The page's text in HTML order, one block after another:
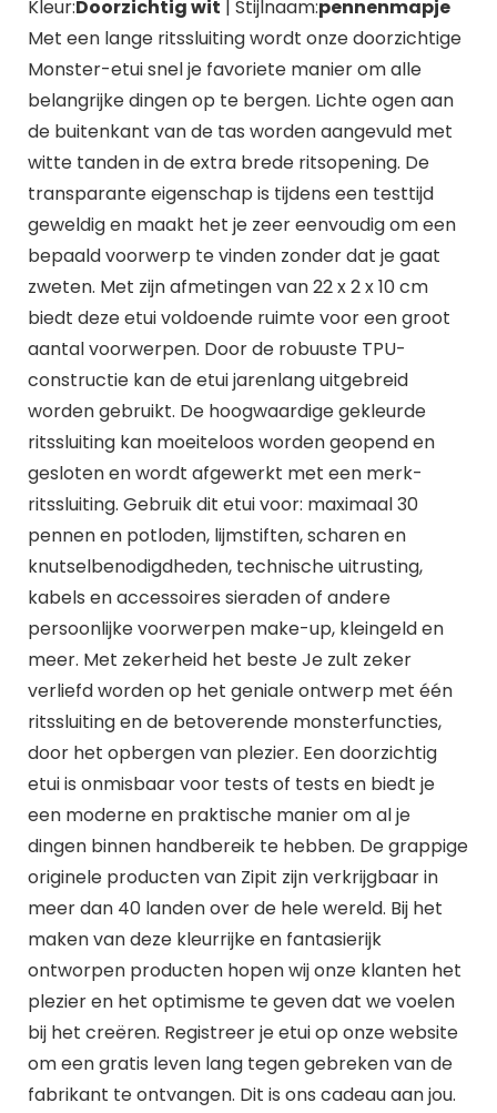
Kleur:Doorzichtig wit | Stijlnaam:pennenmapje
Met een lange ritssluiting wordt onze doorzichtige
Monster-etui snel je favoriete manier om alle
belangrijke dingen op te bergen. Lichte ogen aan
de buitenkant van de tas worden aangevuld met
witte tanden in de extra brede ritsopening. De
transparante eigenschap is tijdens een testtijd
geweldig en maakt het je zeer eenvoudig om een
bepaald voorwerp te vinden zonder dat je gaat
zweten. Met zijn afmetingen van 22 x 2 x 10 cm
biedt deze etui voldoende ruimte voor een groot
aantal voorwerpen. Door de robuuste TPU-
constructie kan de etui jarenlang uitgebreid
worden gebruikt. De hoogwaardige gekleurde
ritssluiting kan moeiteloos worden geopend en
gesloten en wordt afgewerkt met een merk-
ritssluiting. Gebruik dit etui voor: maximaal 30
pennen en potloden, lijmstiften, scharen en
knutselbenodigdheden, technische uitrusting,
kabels en accessoires sieraden of andere
persoonlijke voorwerpen make-up, kleingeld en
meer. Met zekerheid het beste Je zult zeker
verliefd worden op het geniale ontwerp met één
ritssluiting en de betoverende monsterfuncties,
door het opbergen van plezier. Een doorzichtig
etui is onmisbaar voor tests of tests en biedt je
een moderne en praktische manier om al je
dingen binnen handbereik te hebben. De grappige
originele producten van Zipit zijn verkrijgbaar in
meer dan 40 landen over de hele wereld. Bij het
maken van deze kleurrijke en fantasierijk
ontworpen producten hopen wij onze klanten het
plezier en het optimisme te geven dat we voelen
bij het creëren. Registreer je etui op onze website
om een gratis leven lang tegen gebreken van de
fabrikant te ontvangen. Dit is ons cadeau aan jou.